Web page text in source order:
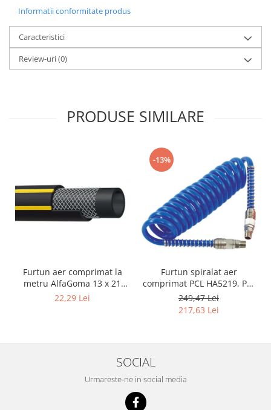
Informatii conformitate produs
Caracteristici
Review-uri(0)
PRODUSE SIMILARE
Furtun aer comprimat la
metru AlfaGoma 13 x 21
mm, 20 bar, rezistent la
22,29 Lei
-13%
Furtun spiralat aer
comprimat PCL HA5219, PU,
8 x 12 mm, 10 m, filet 1/4"
BSP
249,47 Lei
217,63 Lei
SOCIAL
Urmareste-ne in social media